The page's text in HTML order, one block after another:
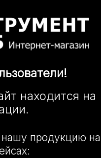
находится на
продукцию на